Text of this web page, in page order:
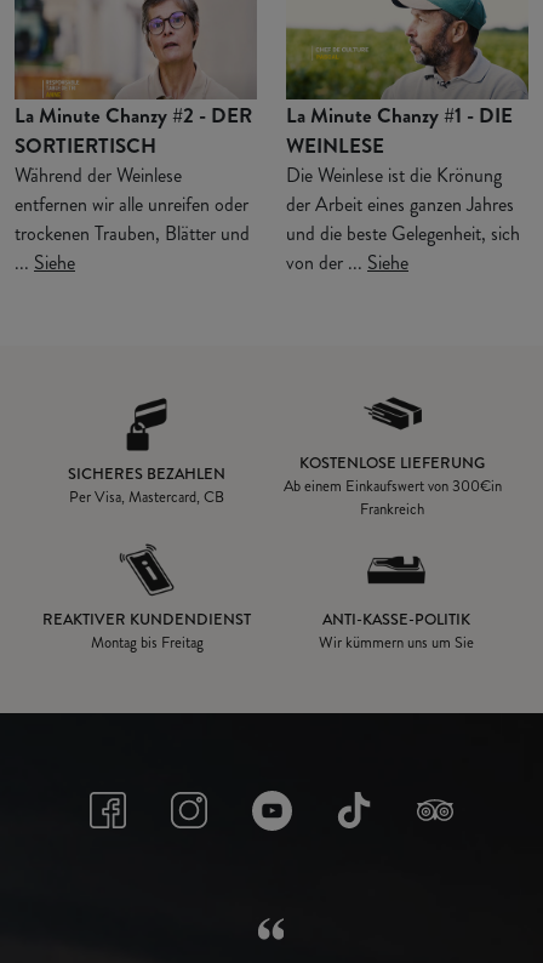
La Minute Chanzy #2 - DER
SORTIERTISCH
Während der Weinlese
entfernen wir alle unreifen oder
trockenen Trauben, Blätter und
... Siehe
La Minute Chanzy #1 - DIE
WEINLESE
Die Weinlese ist die Krönung
der Arbeit eines ganzen Jahres
und die beste Gelegenheit, sich
von der ... Siehe
SICHERES BEZAHLEN
Per Visa, Mastercard, CB
KOSTENLOSE LIEFERUNG
Ab einem Einkaufswert von300€in
Frankreich
REAKTIVER KUNDENDIENST
Montag bis Freitag
ANTI-KASSE-POLITIK
Wir kümmern uns um Sie